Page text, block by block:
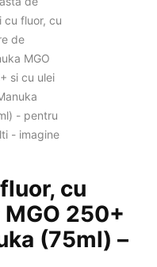
cu
250+
(75ml) –